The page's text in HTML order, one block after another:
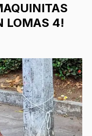
LOMAS 4!